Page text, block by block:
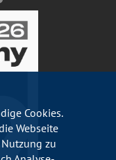
Cookies.
Webseite
zu